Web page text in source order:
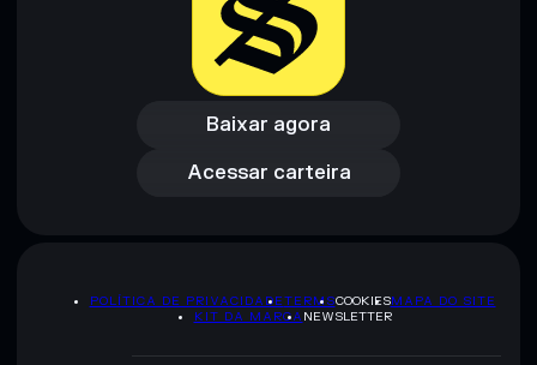
Baixar agora
Baixar agora
Acessar carteira
Acessar carteira
POLÍTICA DE PRIVACIDADETERMSCOOKIESMAPA DO SITE
KIT DA MARCA NEWSLETTER